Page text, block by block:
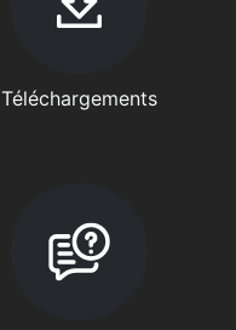
Téléchargements